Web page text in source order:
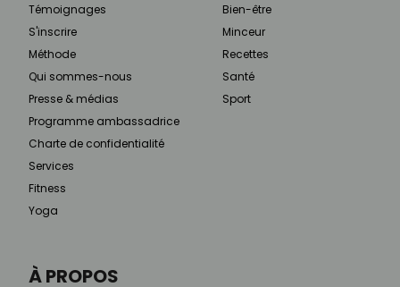
À PROPOS
Témoignages
S'inscrire
Méthode
Qui sommes-nous
Presse & médias
Programme ambassadrice
Charte de confidentialité
Services
Fitness
Yoga
Bien-être
Minceur
Recettes
Santé
Sport